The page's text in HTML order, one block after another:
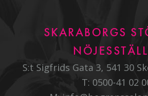
SKARABORGS
S:t Sigfrids Gata 3, 541 30
T: 0500-41 02